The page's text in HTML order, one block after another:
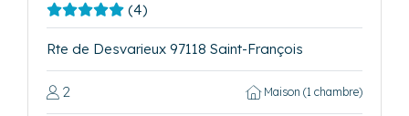
(4)
Rte de Desvarieux 97118 Saint-François
2 Maison (1 chambre)